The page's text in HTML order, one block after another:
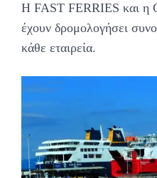
Η FAST FERRIES και η
έχουν δρομολογήσει
κάθε εταιρεία.